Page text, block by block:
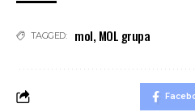
TAGGED: mol, MOL grupa